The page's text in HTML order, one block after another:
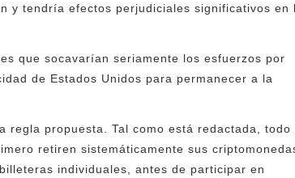
y tendría efectos perjudiciales significativos en
que socavarían seriamente los esfuerzos por
de Estados Unidos para permanecer a la
propuesta. Tal como está redactada, todo
retiren sistemáticamente sus
individuales, antes de participar en